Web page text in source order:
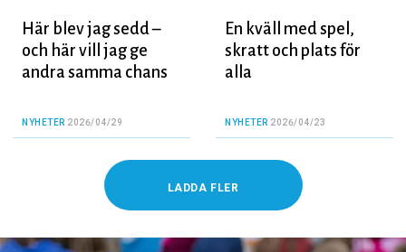
Här blev jag sedd –
och här vill jag ge
andra samma chans
NYHETER 2026/04/29
En kväll med spel,
skratt och plats för
alla
NYHETER 2026/04/23
LADDA FLER